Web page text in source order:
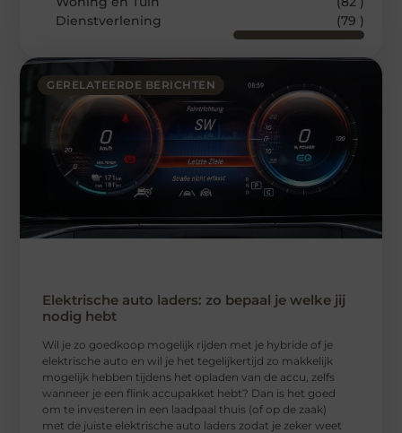
GERELATEERDE BERICHTEN
Elektrische auto laders: zo bepaal je welke jij
nodig hebt
Wil je zo goedkoop mogelijk rijden met je hybride of je
elektrische auto en wil je het tegelijkertijd zo makkelijk
mogelijk hebben tijdens het opladen van de accu, zelfs
wanneer je een flink accupakket hebt? Dan is het goed
om te investeren in een laadpaal thuis (of op de zaak)
met de juiste elektrische auto laders zodat je zeker weet
Dienstverlening
(79 )